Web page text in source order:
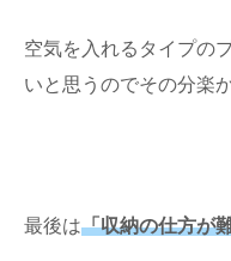
空気を入れるタイプの
いと思うのでその分楽
最後は「収納の仕方が